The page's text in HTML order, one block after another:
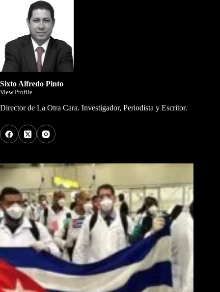
Sixto Alfredo Pinto
View Profile
Director de La Otra Cara. Investigador, Periodista y Escritor.